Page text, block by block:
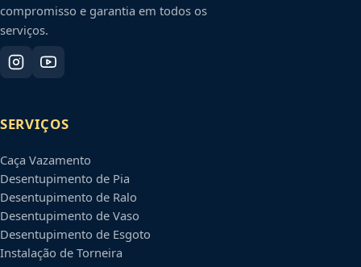
compromisso e garantia em todos os
serviços.
SERVIÇOS
Caça Vazamento
Desentupimento de Pia
Desentupimento de Ralo
Desentupimento de Vaso
Desentupimento de Esgoto
Instalação de Torneira